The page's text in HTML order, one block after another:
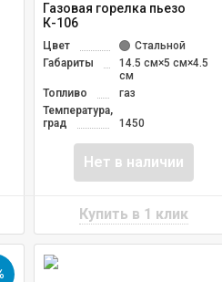
Газовая горелка пьезо
К-106
Цвет
Стальной
Габариты
14.5 см×5 см×4.5
см
Топливо
газ
Температура,
град
1450
Нет в наличии